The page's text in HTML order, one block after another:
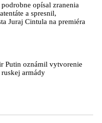
opísal zranenia
a spresnil,
Juraj Cintula na premiéra
Putin oznámil vytvorenie
armády